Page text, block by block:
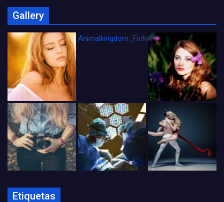
Gallery
Animalkingdom_FichaCine
Etiquetas